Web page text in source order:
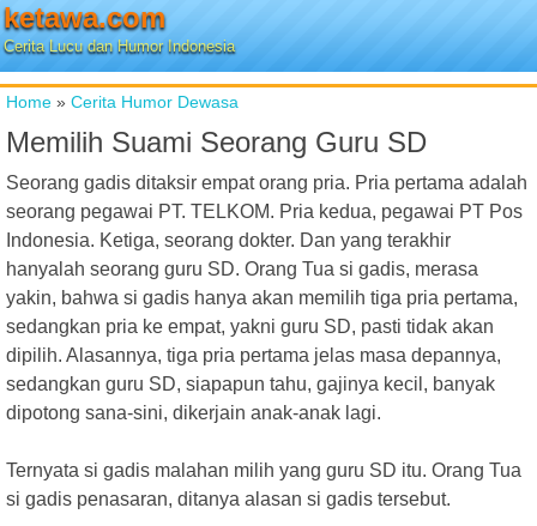
ketawa.com
Cerita Lucu dan Humor Indonesia
Home » Cerita Humor Dewasa
Memilih Suami Seorang Guru SD
Seorang gadis ditaksir empat orang pria. Pria pertama adalah
seorang pegawai PT. TELKOM. Pria kedua, pegawai PT Pos
Indonesia. Ketiga, seorang dokter. Dan yang terakhir
hanyalah seorang guru SD. Orang Tua si gadis, merasa
yakin, bahwa si gadis hanya akan memilih tiga pria pertama,
sedangkan pria ke empat, yakni guru SD, pasti tidak akan
dipilih. Alasannya, tiga pria pertama jelas masa depannya,
sedangkan guru SD, siapapun tahu, gajinya kecil, banyak
dipotong sana-sini, dikerjain anak-anak lagi.
Ternyata si gadis malahan milih yang guru SD itu. Orang Tua
si gadis penasaran, ditanya alasan si gadis tersebut.